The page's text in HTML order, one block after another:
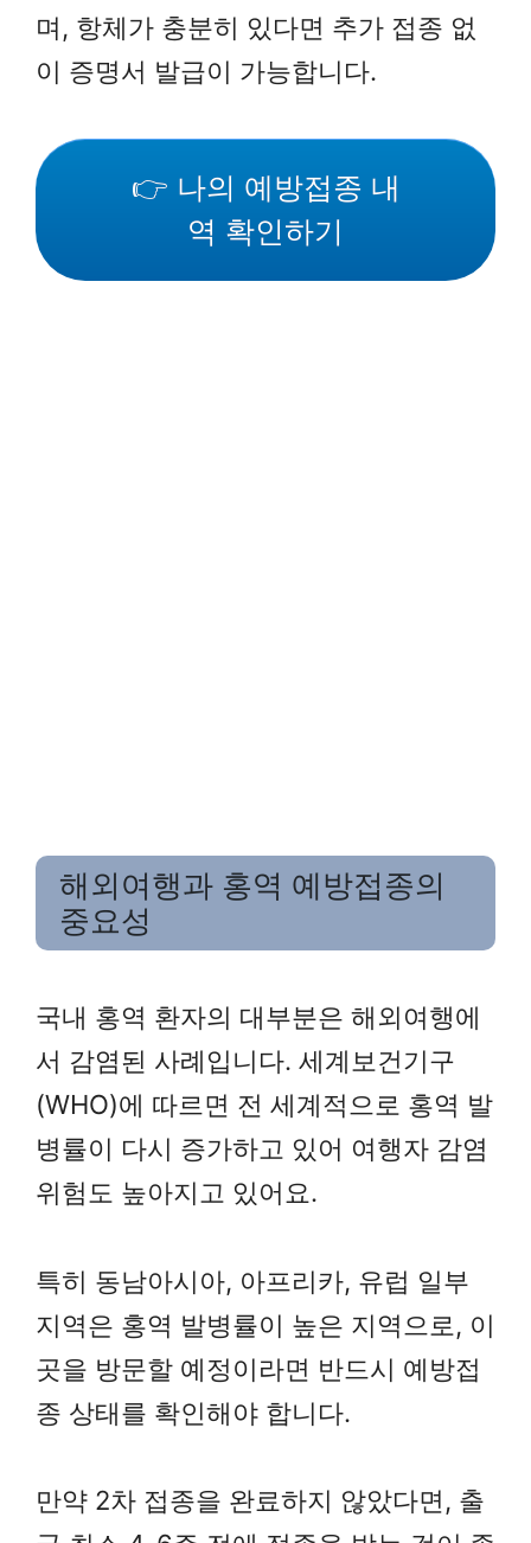
며, 항체가 충분히 있다면 추가 접종 없
이 증명서 발급이 가능합니다.
👉 나의 예방접종 내
역 확인하기
해외여행과 홍역 예방접종의
중요성
국내 홍역 환자의 대부분은 해외여행에
서 감염된 사례입니다. 세계보건기구
(WHO)에 따르면 전 세계적으로 홍역 발
병률이 다시 증가하고 있어 여행자 감염
위험도 높아지고 있어요.
특히 동남아시아, 아프리카, 유럽 일부
지역은 홍역 발병률이 높은 지역으로, 이
곳을 방문할 예정이라면 반드시 예방접
종 상태를 확인해야 합니다.
만약 2차 접종을 완료하지 않았다면, 출